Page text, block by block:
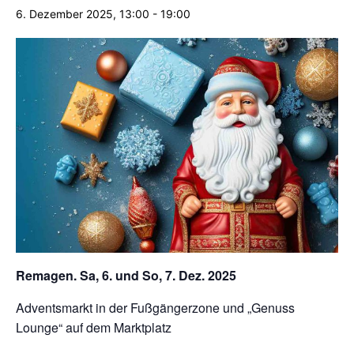
6. Dezember 2025, 13:00 - 19:00
Remagen. Sa, 6. und So, 7. Dez. 2025
Adventsmarkt in der Fußgängerzone und „Genuss
Lounge“ auf dem Marktplatz